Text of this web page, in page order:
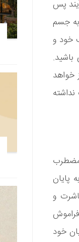
پس
به جسم
خود و
باشید.
خواهد
مضطرب
پایان
و
خود